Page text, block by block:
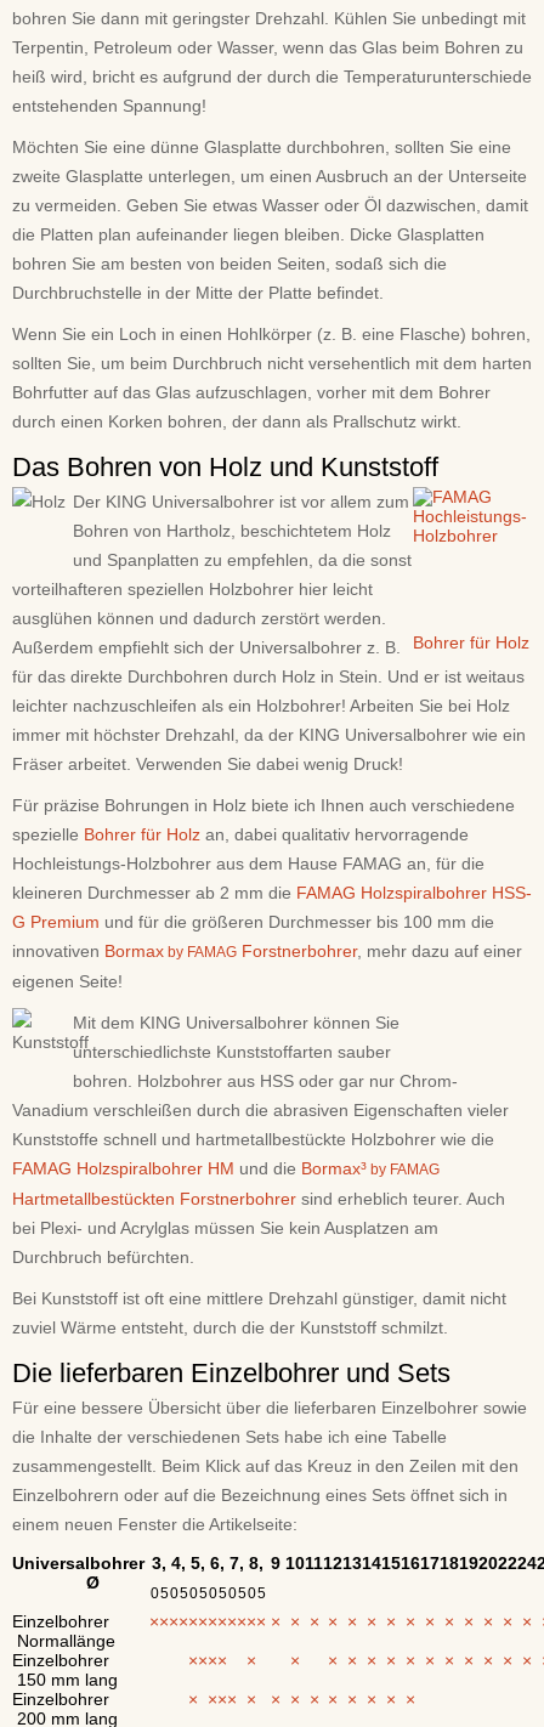
bohren Sie dann mit geringster Drehzahl. Kühlen Sie unbedingt mit
Terpentin, Petroleum oder Wasser, wenn das Glas beim Bohren zu
heiß wird, bricht es aufgrund der durch die Temperaturunterschiede
entstehenden Spannung!
Möchten Sie eine dünne Glasplatte durchbohren, sollten Sie eine
zweite Glasplatte unterlegen, um einen Ausbruch an der Unterseite
zu vermeiden. Geben Sie etwas Wasser oder Öl dazwischen, damit
die Platten plan aufeinander liegen bleiben. Dicke Glasplatten
bohren Sie am besten von beiden Seiten, sodaß sich die
Durchbruchstelle in der Mitte der Platte befindet.
Wenn Sie ein Loch in einen Hohlkörper (z. B. eine Flasche) bohren,
sollten Sie, um beim Durchbruch nicht versehentlich mit dem harten
Bohrfutter auf das Glas aufzuschlagen, vorher mit dem Bohrer
durch einen Korken bohren, der dann als Prallschutz wirkt.
Das Bohren von Holz und Kunststoff
Bohrer für Holz
Der KING Universalbohrer ist vor allem zum
Bohren von Hartholz, beschichtetem Holz
und Spanplatten zu empfehlen, da die sonst
vorteilhafteren speziellen Holzbohrer hier leicht
ausglühen können und dadurch zerstört werden.
Außerdem empfiehlt sich der Universalbohrer z. B.
für das direkte Durchbohren durch Holz in Stein. Und er ist weitaus
leichter nachzuschleifen als ein Holzbohrer! Arbeiten Sie bei Holz
immer mit höchster Drehzahl, da der KING Universalbohrer wie ein
Fräser arbeitet. Verwenden Sie dabei wenig Druck!
Für präzise Bohrungen in Holz biete ich Ihnen auch verschiedene
spezielle Bohrer für Holz an, dabei qualitativ hervorragende
Hochleistungs-Holzbohrer aus dem Hause FAMAG an, für die
kleineren Durchmesser ab 2 mm die FAMAG Holzspiralbohrer HSS-
G Premium und für die größeren Durchmesser bis 100 mm die
innovativen Bormax by FAMAG Forstnerbohrer, mehr dazu auf einer
eigenen Seite!
Mit dem KING Universalbohrer können Sie
unterschiedlichste Kunststoffarten sauber
bohren. Holzbohrer aus HSS oder gar nur Chrom-
Vanadium verschleißen durch die abrasiven Eigenschaften vieler
Kunststoffe schnell und hartmetallbestückte Holzbohrer wie die
FAMAG Holzspiralbohrer HM und die Bormax³ by FAMAG
Hartmetallbestückten Forstnerbohrer sind erheblich teurer. Auch
bei Plexi- und Acrylglas müssen Sie kein Ausplatzen am
Durchbruch befürchten.
Bei Kunststoff ist oft eine mittlere Drehzahl günstiger, damit nicht
zuviel Wärme entsteht, durch die der Kunststoff schmilzt.
Die lieferbaren Einzelbohrer und Sets
Für eine bessere Übersicht über die lieferbaren Einzelbohrer sowie
die Inhalte der verschiedenen Sets habe ich eine Tabelle
zusammengestellt. Beim Klick auf das Kreuz in den Zeilen mit den
Einzelbohrern oder auf die Bezeichnung eines Sets öffnet sich in
einem neuen Fenster die Artikelseite:
Universalbohrer
Ø
3, 4, 5, 6, 7, 8, 9 10111213141516171819202224
050505050505
Einzelbohrer
Normallänge
×××××××××××× × × × × × × × × × × × × × ×
Einzelbohrer
150 mm lang
×××× × × × × × × × × × × × × ×
Einzelbohrer
200 mm lang
× ××× × × × × × × × × ×